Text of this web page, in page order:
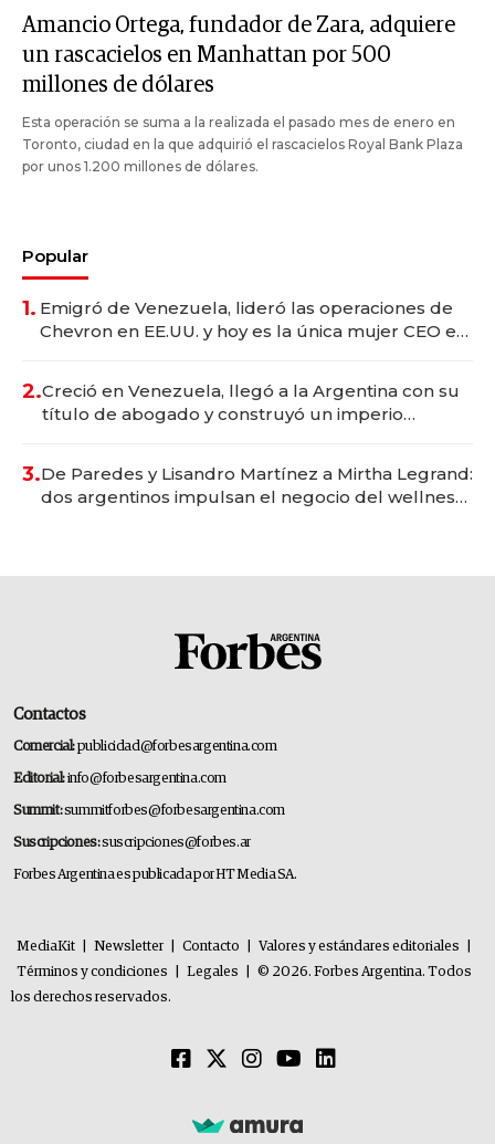
Amancio Ortega, fundador de Zara, adquiere
un rascacielos en Manhattan por 500
millones de dólares
Esta operación se suma a la realizada el pasado mes de enero en
Toronto, ciudad en la que adquirió el rascacielos Royal Bank Plaza
por unos 1.200 millones de dólares.
Popular
1. Emigró de Venezuela, lideró las operaciones de
Chevron en EE.UU. y hoy es la única mujer CEO en
2.Creció en Venezuela, llegó a la Argentina con su
título de abogado y construyó un imperio
3.De Paredes y Lisandro Martínez a Mirtha Legrand:
dos argentinos impulsan el negocio del wellness
Contactos
Comercial:publicidad@forbesargentina.com
Editorial:info@forbesargentina.com
Summit:summitforbes@forbesargentina.com
Suscripciones:suscripciones@forbes.ar
Forbes Argentina es publicada por HT Media SA.
MediaKit Newsletter Contacto Valores y estándares editoriales
Términos y condiciones
Legales
© 2026. Forbes Argentina. Todos
los derechos reservados.